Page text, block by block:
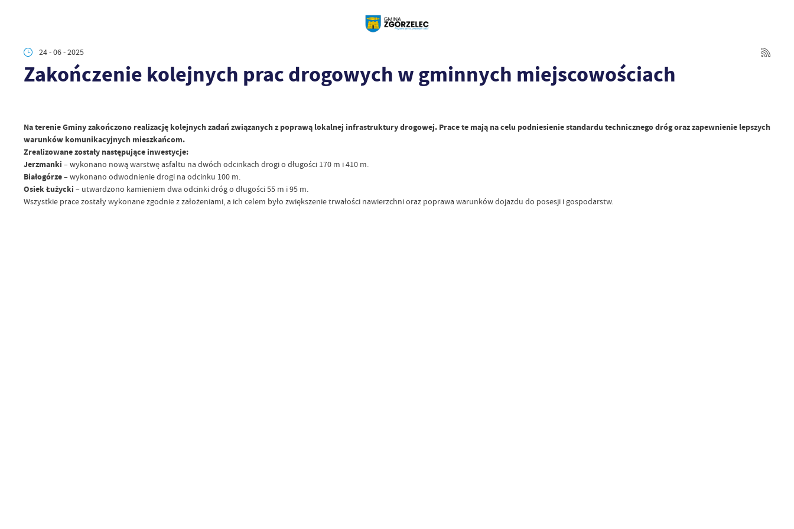
24 - 06 - 2025
Zakończenie kolejnych prac drogowych w gminnych miejscowościach
Na terenie Gminy zakończono realizację kolejnych zadań związanych z poprawą lokalnej infrastruktury drogowej. Prace te mają na celu podniesienie standardu technicznego dróg oraz zapewnienie lepszych
warunków komunikacyjnych mieszkańcom.
Zrealizowane zostały następujące inwestycje:
Jerzmanki – wykonano nową warstwę asfaltu na dwóch odcinkach drogi o długości 170 m i 410 m.
Białogórze– wykonano odwodnienie drogi na odcinku 100 m.
Osiek Łużycki – utwardzono kamieniem dwa odcinki dróg o długości 55 m i 95 m.
Wszystkie prace zostały wykonane zgodnie z założeniami, a ich celem było zwiększenie trwałości nawierzchni oraz poprawa warunków dojazdu do posesji i gospodarstw.